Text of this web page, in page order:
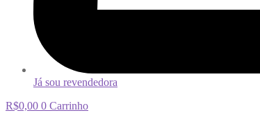
Já sou revendedora
R$0,00 0 Carrinho